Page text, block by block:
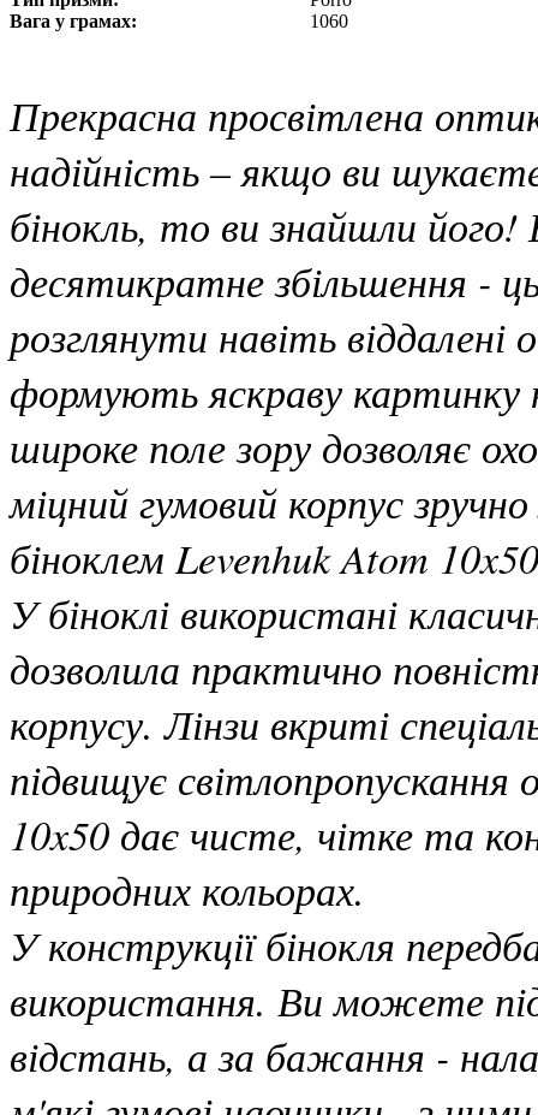
Вага у грамах:
1060
Прекрасна просвітлена
надійність – якщо ви
бінокль, то ви знайшли його!
десятикратне збільшення -
розглянути навіть
формують яскраву картинку
широке поле зору дозволяє
міцний гумовий корпус зручно
біноклем Levenhuk Atom
У біноклі використані
дозволила практично
корпусу. Лінзи вкриті
підвищує
10x50 дає чисте, чітке та
природних кольорах.
У конструкції бінокля
використання. Ви можете
відстань, а за бажання -